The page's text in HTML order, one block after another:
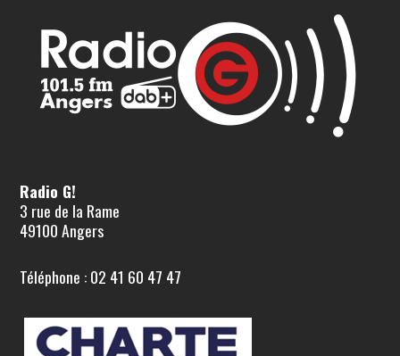
Radio G!
3 rue de la Rame
49100 Angers
Téléphone : 02 41 60 47 47